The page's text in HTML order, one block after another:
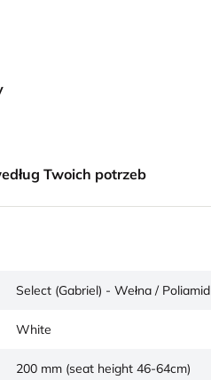
Twoich potrzeb
Select (Gabriel) - Wełna / Poliamid
White
200 mm (seat height 46-64cm)